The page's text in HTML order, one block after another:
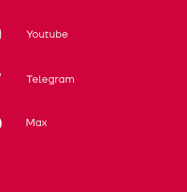
Youtube
Telegram
Max